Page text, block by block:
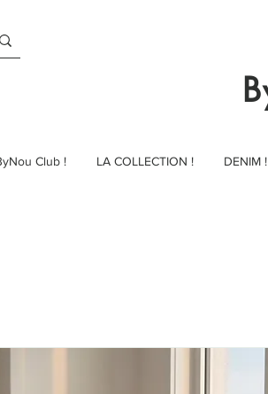
Club ! LA COLLECTION ! DENIM !